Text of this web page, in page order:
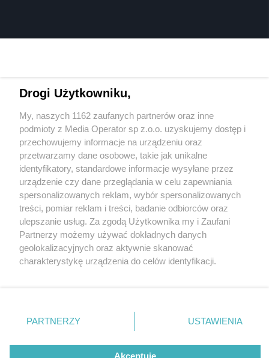
1 / 0
Wydawca mediów lokalnych
Nie zapomnij
zapoznać się z:
polityką prywatności regulamin korzystania z portali
Twojemiasto
Piekary Śląskie
Chorzów
Tarnowskie Góry
Gliwice
Skontakuj sięz nami
Kontakt
Wydawca
Redakcja
Drogi Użytkowniku,
My, naszych 1162 zaufanych partnerów oraz inne
podmioty z Media Operator sp z.o.o. uzyskujemy dostęp i
przechowujemy informacje na urządzeniu oraz
przetwarzamy dane osobowe, takie jak unikalne
identyfikatory, standardowe informacje wysyłane przez
urządzenie czy dane przeglądania w celu zapewniania
spersonalizowanych reklam, wybór spersonalizowanych
treści, pomiar reklam i treści, badanie odbiorców oraz
ulepszanie usług. Za zgodą Użytkownika my i Zaufani
Partnerzy możemy używać dokładnych danych
geolokalizacyjnych oraz aktywnie skanować
charakterystykę urządzenia do celów identyfikacji.
zmienić/wycofać klikając przycisk ustawień prywatności
znajdujący się w lewym dolnym rogu strony
rodzaje przetwarzania danych nie wymagają zgody
użytkownika, ale masz prawo sprzeciwić się takiemu
PARTNERZY USTAWIENIA
Akceptuję